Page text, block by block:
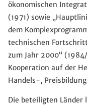
ökonomischen
(1971) sowie
dem
technischen
zum Jahr 2000“
Kooperation auf der
Handels-,
Die beteiligten